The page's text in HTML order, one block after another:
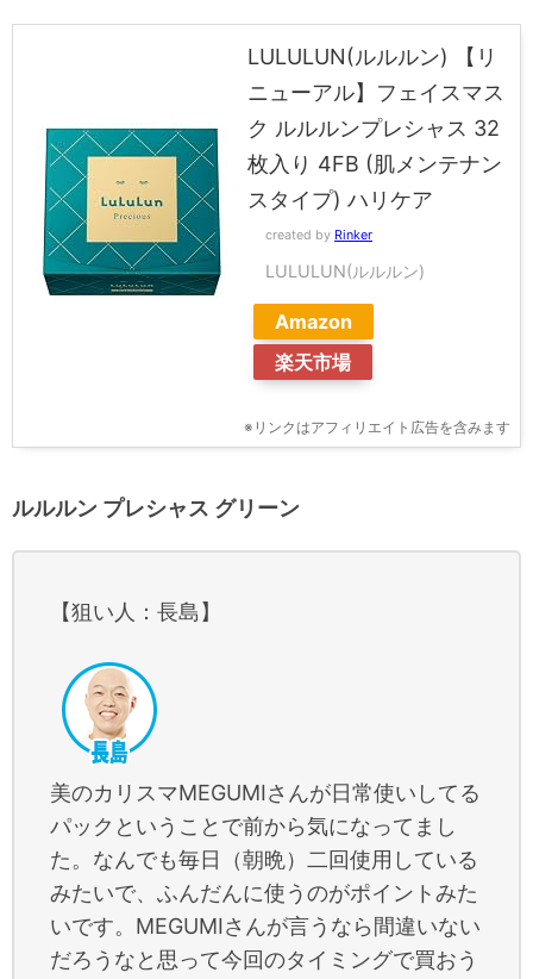
LULULUN(ルルルン) 【リ
ニューアル】フェイスマス
ク ルルルンプレシャス 32
枚入り 4FB (肌メンテナン
スタイプ) ハリケア
created by Rinker
LULULUN(ルルルン)
Amazon
楽天市場
※リンクはアフィリエイト広告を含みます
ルルルン プレシャス グリーン
【狙い人：長島】
美のカリスマMEGUMIさんが日常使いしてる
パックということで前から気になってまし
た。なんでも毎日（朝晩）二回使用している
みたいで、ふんだんに使うのがポイントみた
いです。MEGUMIさんが言うなら間違いない
だろうなと思って今回のタイミングで買おう